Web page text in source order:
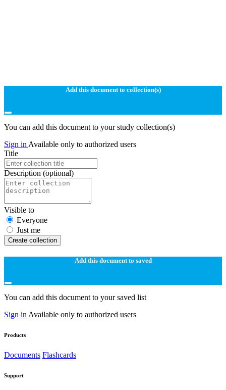
Add this document to collection(s)
You can add this document to your study collection(s)
Sign in Available only to authorized users
Title
Description (optional)
Visible to
Everyone
Just me
Create collection
Add this document to saved
You can add this document to your saved list
Sign in Available only to authorized users
Products
Documents Flashcards
Support